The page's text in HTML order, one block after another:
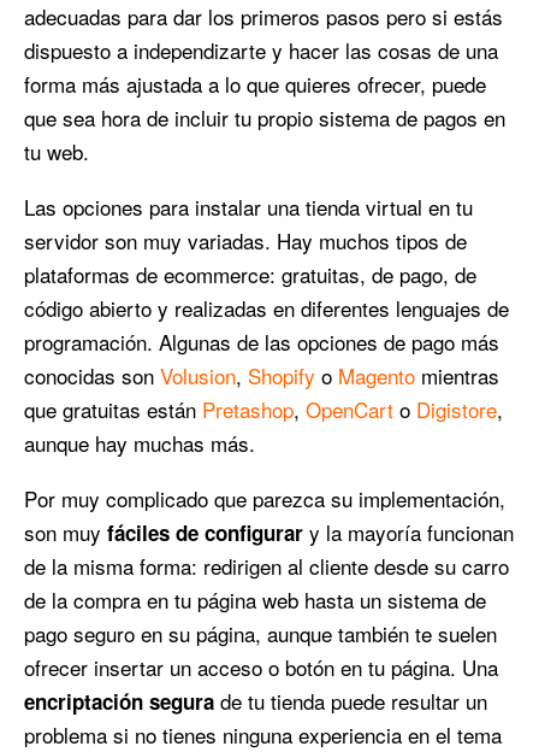
adecuadas para dar los primeros pasos pero si estás
dispuesto a independizarte y hacer las cosas de una
forma más ajustada a lo que quieres ofrecer, puede
que sea hora de incluir tu propio sistema de pagos en
tu web.
Las opciones para instalar una tienda virtual en tu
servidor son muy variadas. Hay muchos tipos de
plataformas de ecommerce: gratuitas, de pago, de
código abierto y realizadas en diferentes lenguajes de
programación. Algunas de las opciones de pago más
conocidas son Volusion, Shopify o Magento mientras
que gratuitas están Pretashop, OpenCart o Digistore,
aunque hay muchas más.
Por muy complicado que parezca su implementación,
son muy fáciles de configurar y la mayoría funcionan
de la misma forma: redirigen al cliente desde su carro
de la compra en tu página web hasta un sistema de
pago seguro en su página, aunque también te suelen
ofrecer insertar un acceso o botón en tu página. Una
encriptación segura de tu tienda puede resultar un
problema si no tienes ninguna experiencia en el tema